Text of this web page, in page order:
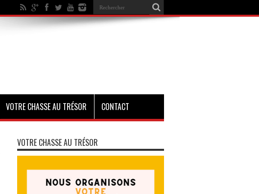
VOTRE CHASSE AU TRÉSOR CONTACT
VOTRE CHASSE AU TRÉSOR